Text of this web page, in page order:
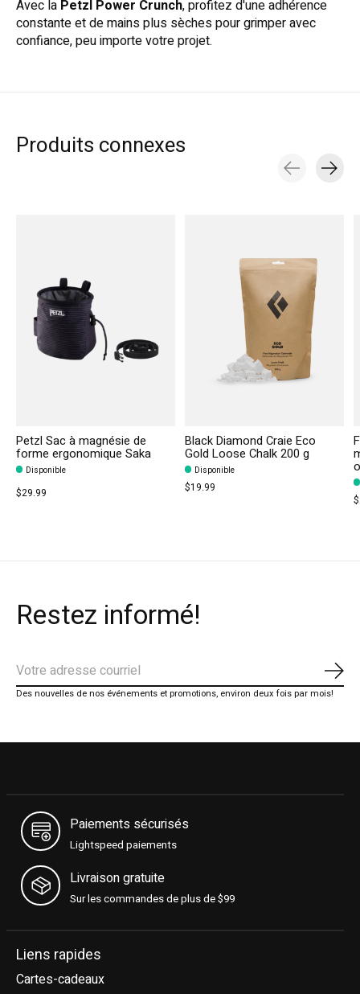
Avec la Petzl Power Crunch, profitez d'une adhérence
constante et de mains plus sèches pour grimper avec
confiance, peu importe votre projet.
Produits connexes
Petzl Sac à magnésie de
forme ergonomique Saka
Disponible
$29.99
Black Diamond Craie Eco
Gold Loose Chalk 200 g
Disponible
$19.99
Restez informé!
Des nouvelles de nos événements et promotions, environ deux fois par mois!
Paiements sécurisés
Lightspeed paiements
Livraison gratuite
Sur les commandes de plus de $99
Liens rapides
Cartes-cadeaux